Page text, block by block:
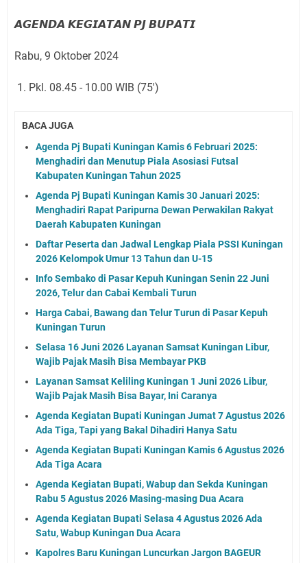
𝘼𝙂𝙀𝙉𝘿𝘼 𝙆𝙀𝙂𝙄𝘼𝙏𝘼𝙉 𝙋𝙅 𝘽𝙐𝙋𝘼𝙏𝙄
Rabu, 9 Oktober 2024
1. Pkl. 08.45 - 10.00 WIB (75')
BACA JUGA
Agenda Pj Bupati Kuningan Kamis 6 Februari 2025:
Menghadiri dan Menutup Piala Asosiasi Futsal
Kabupaten Kuningan Tahun 2025
Agenda Pj Bupati Kuningan Kamis 30 Januari 2025:
Menghadiri Rapat Paripurna Dewan Perwakilan Rakyat
Daerah Kabupaten Kuningan
Daftar Peserta dan Jadwal Lengkap Piala PSSI Kuningan
2026 Kelompok Umur 13 Tahun dan U-15
Info Sembako di Pasar Kepuh Kuningan Senin 22 Juni
2026, Telur dan Cabai Kembali Turun
Harga Cabai, Bawang dan Telur Turun di Pasar Kepuh
Kuningan Turun
Selasa 16 Juni 2026 Layanan Samsat Kuningan Libur,
Wajib Pajak Masih Bisa Membayar PKB
Layanan Samsat Keliling Kuningan 1 Juni 2026 Libur,
Wajib Pajak Masih Bisa Bayar, Ini Caranya
Agenda Kegiatan Bupati Kuningan Jumat 7 Agustus 2026
Ada Tiga, Tapi yang Bakal Dihadiri Hanya Satu
Agenda Kegiatan Bupati Kuningan Kamis 6 Agustus 2026
Ada Tiga Acara
Agenda Kegiatan Bupati, Wabup dan Sekda Kuningan
Rabu 5 Agustus 2026 Masing-masing Dua Acara
Agenda Kegiatan Bupati Selasa 4 Agustus 2026 Ada
Satu, Wabup Kuningan Dua Acara
Kapolres Baru Kuningan Luncurkan Jargon BAGEUR